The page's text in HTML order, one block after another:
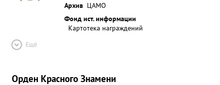
Архив ЦАМО
Фонд ист. информации
Картотека награждений
Ещё
Орден Красного Знамени